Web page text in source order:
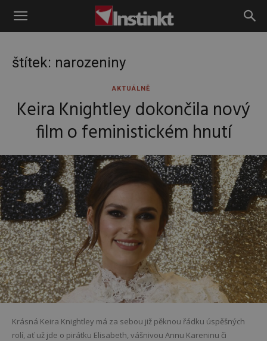
Instinkt
štítek: narozeniny
AKTUÁLNĚ
Keira Knightley dokončila nový
film o feministickém hnutí
Krásná Keira Knightley má za sebou již pěknou řádku úspěšných
rolí, ať už jde o pirátku Elisabeth, vášnivou Annu Kareninu či